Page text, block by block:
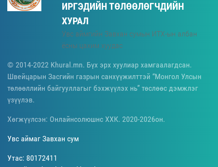
ИРГЭДИЙН ТӨЛӨӨЛӨГЧДИЙН
ХУРАЛ
Увс аймгийн Завхан сумын ИТХ-ын албан
ёсны цахим хуудас
© 2014-2022 Khural.mn. Бүх эрх хуулиар хамгаалагдсан.
Швейцарын Засгийн газрын санхүүжилттэй “Монгол Улсын
төлөөллийн байгууллагыг бэхжүүлэх нь” төслөөс дэмжлэг
үзүүлэв.
Хөгжүүлсэн: Онлайнсолюшнс ХХК. 2020-2026он.
Увс аймаг Завхан сум
Утас: 80172411